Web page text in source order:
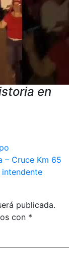
en
– Cruce Km 65
publicada.
con *